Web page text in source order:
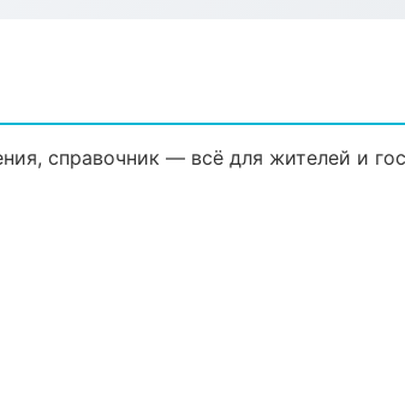
справочник — всё для жителей и